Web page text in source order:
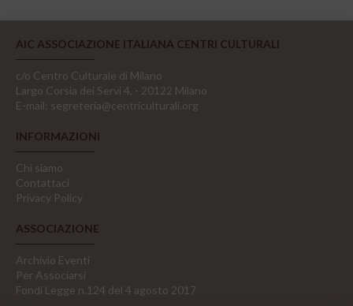
AIC ASSOCIAZIONE ITALIANA CENTRI CULTURALI
c/o Centro Culturale di Milano
Largo Corsia dei Servi 4, - 20122 Milano
E-mail: segreteria@centriculturali.org
INFORMAZIONI
Chi siamo
Contattaci
Privacy Policy
ASSOCIAZIONE
Archivio Eventi
Per Associarsi
Fondi Legge n.124 del 4 agosto 2017